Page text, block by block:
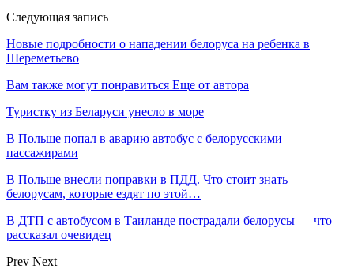
Следующая запись
Новые подробности о нападении белоруса на ребенка в
Шереметьево
Вам также могут понравиться Еще от автора
Туристку из Беларуси унесло в море
В Польше попал в аварию автобус с белорусскими
пассажирами
В Польше внесли поправки в ПДД. Что стоит знать
белорусам, которые ездят по этой…
В ДТП с автобусом в Таиланде пострадали белорусы — что
рассказал очевидец
Prev Next